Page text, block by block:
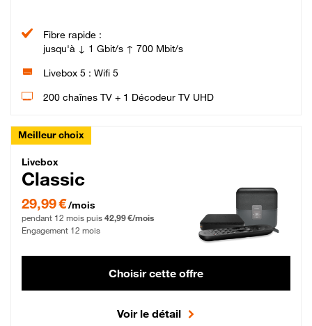
Fibre rapide :
jusqu'à ↓ 1 Gbit/s ↑ 700 Mbit/s
Livebox 5 : Wifi 5
200 chaînes TV + 1 Décodeur TV UHD
Meilleur choix
Livebox Classic Fibre
Livebox
Classic
29,99 € par mois pendant 12 mois puis 42,99 € par mois, Engagement 12 mois
29,99 €/mois
pendant 12 mois puis 42,99 €/mois
Engagement 12 mois
Choisir cette offre
Voir le détail